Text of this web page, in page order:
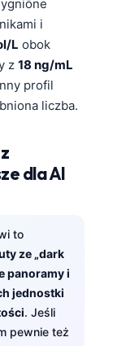
i
L obok
z 18 ng/mL
profil
liczba.
dla AI
to
ze „dark
panoramy i
jednostki
. Jeśli
pewnie też